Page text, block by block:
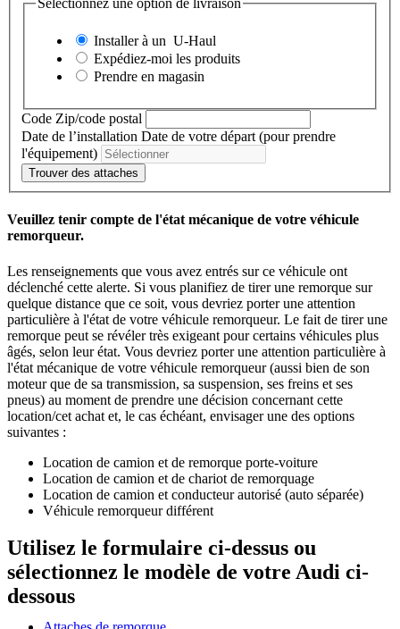
Sélectionnez une option de livraison
Installer à un U-Haul
Expédiez-moi les produits
Prendre en magasin
Code Zip/code postal
Date de l’installation Date de votre départ (pour prendre
l'équipement)
Trouver des attaches
Veuillez tenir compte de l'état mécanique de votre véhicule
remorqueur.
Les renseignements que vous avez entrés sur ce véhicule ont
déclenché cette alerte. Si vous planifiez de tirer une remorque sur
quelque distance que ce soit, vous devriez porter une attention
particulière à l'état de votre véhicule remorqueur. Le fait de tirer une
remorque peut se révéler très exigeant pour certains véhicules plus
âgés, selon leur état. Vous devriez porter une attention particulière à
l'état mécanique de votre véhicule remorqueur (aussi bien de son
moteur que de sa transmission, sa suspension, ses freins et ses
pneus) au moment de prendre une décision concernant cette
location/cet achat et, le cas échéant, envisager une des options
suivantes :
Location de camion et de remorque porte-voiture
Location de camion et de chariot de remorquage
Location de camion et conducteur autorisé (auto séparée)
Véhicule remorqueur différent
Utilisez le formulaire ci-dessus ou
sélectionnez le modèle de votre Audi ci-
dessous